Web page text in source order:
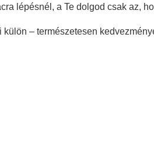
lépésnél, a Te dolgod csak az,
– természetesen